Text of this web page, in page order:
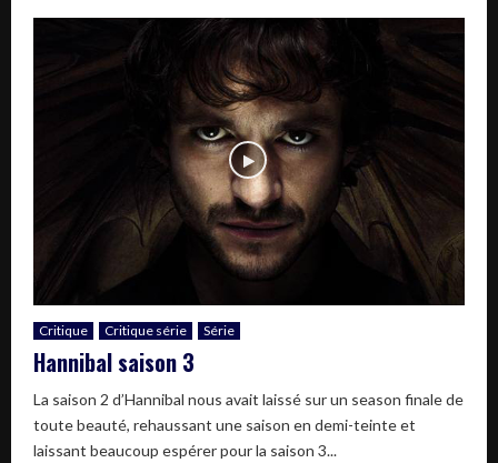
Critique Critique série Série
Hannibal saison 3
La saison 2 d’Hannibal nous avait laissé sur un season finale de
toute beauté, rehaussant une saison en demi-teinte et
laissant beaucoup espérer pour la saison 3...